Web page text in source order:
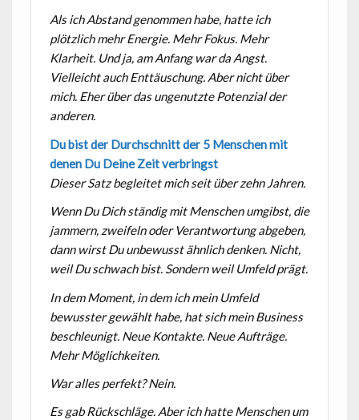
Als ich Abstand genommen habe, hatte ich
plötzlich mehr Energie. Mehr Fokus. Mehr
Klarheit. Und ja, am Anfang war da Angst.
Vielleicht auch Enttäuschung. Aber nicht über
mich. Eher über das ungenutzte Potenzial der
anderen.
Du bist der Durchschnitt der 5 Menschen mit
denen Du Deine Zeit verbringst
Dieser Satz begleitet mich seit über zehn Jahren.
Wenn Du Dich ständig mit Menschen umgibst, die
jammern, zweifeln oder Verantwortung abgeben,
dann wirst Du unbewusst ähnlich denken. Nicht,
weil Du schwach bist. Sondern weil Umfeld prägt.
In dem Moment, in dem ich mein Umfeld
bewusster gewählt habe, hat sich mein Business
beschleunigt. Neue Kontakte. Neue Aufträge.
Mehr Möglichkeiten.
War alles perfekt? Nein.
Es gab Rückschläge. Aber ich hatte Menschen um